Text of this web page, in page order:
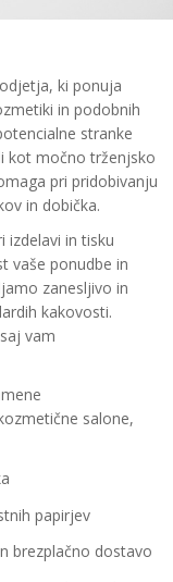
ki ponuja
in podobnih
stranke
kot močno trženjsko
pri pridobivanju
in dobička.
izdelavi in tisku
vaše ponudbe in
zanesljivo in
kakovosti.
vam
salone,
papirjev
brezplačno dostavo